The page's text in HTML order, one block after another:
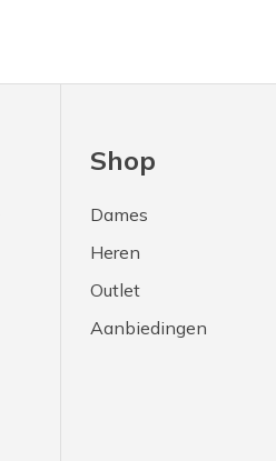
Shop
Dames
Heren
Outlet
Aanbiedingen